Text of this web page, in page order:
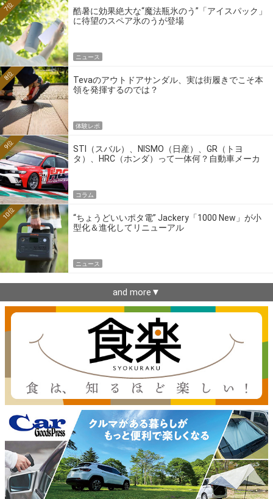
酷暑に効果絶大な“魔法瓶氷のう”「アイスパック」
に待望のスペア氷のうが登場
7位
ニュース
Tevaのアウトドアサンダル、実は街履きでこそ本
領を発揮するのでは？
8位
体験レポ
STI（スバル）、NISMO（日産）、GR（トヨ
タ）、HRC（ホンダ）って一体何？自動車メーカ
9位
コラム
“ちょうどいいポタ電” Jackery「1000 New」が小
型化＆進化してリニューアル
10位
ニュース
and more▼